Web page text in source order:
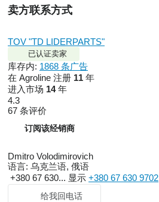
卖方联系方式
TOV "TD LIDERPARTS"
已认证卖家
库存内: 1868 条广告
在 Agroline 注册 11 年
进入市场 14年
4.3
67 条评价
订阅该经销商
Dmitro Volodimirovich
语言: 乌克兰语, 俄语
+380 67 630... 显示 +380 67 630 9702
给我回电话